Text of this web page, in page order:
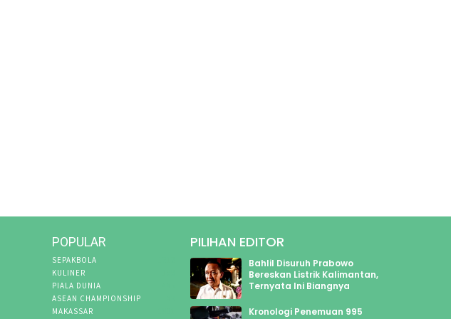
POPULAR
SEPAKBOLA
KULINER
PIALA DUNIA
ASEAN CHAMPIONSHIP
MAKASSAR
PILIHAN EDITOR
Bahlil Disuruh Prabowo
Bereskan Listrik Kalimantan,
Ternyata Ini Biangnya
Kronologi Penemuan 995